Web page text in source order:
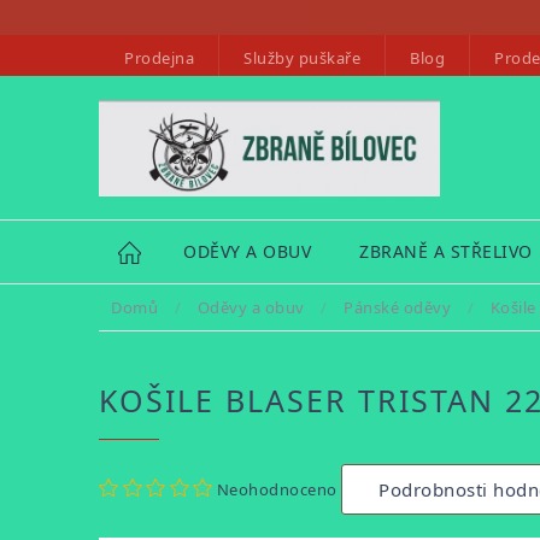
Prodejna Služby puškaře Blog
HOME ODĚVY A OBUV ZBRANĚ A STŘELIVO
Domů / Oděvy a obuv / Pánské oděvy /
KOŠILE BLASER TRISTAN 22
hodnocení
Neohodnoceno Podrobnosti